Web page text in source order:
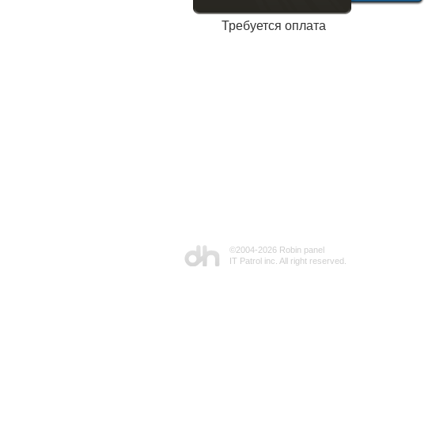
Требуется оплата
©2004-2026 Robin panel
IT Patrol inc. All right reserved.